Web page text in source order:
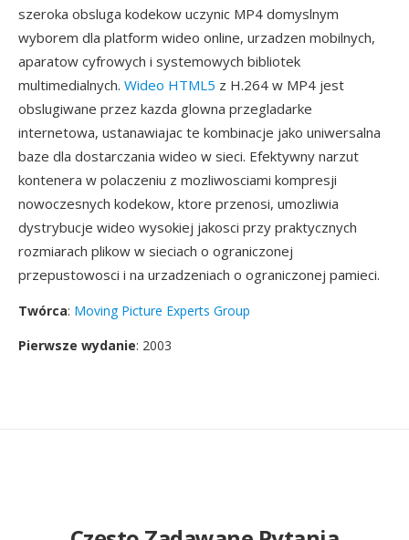
szeroka obsluga kodekow uczynic MP4 domyslnym
wyborem dla platform wideo online, urzadzen mobilnych,
aparatow cyfrowych i systemowych bibliotek
multimedialnych. Wideo HTML5 z H.264 w MP4 jest
obslugiwane przez kazda glowna przegladarke
internetowa, ustanawiajac te kombinacje jako uniwersalna
baze dla dostarczania wideo w sieci. Efektywny narzut
kontenera w polaczeniu z mozliwosciami kompresji
nowoczesnych kodekow, ktore przenosi, umozliwia
dystrybucje wideo wysokiej jakosci przy praktycznych
rozmiarach plikow w sieciach o ograniczonej
przepustowosci i na urzadzeniach o ograniczonej pamieci.
Twórca: Moving Picture Experts Group
Pierwsze wydanie: 2003